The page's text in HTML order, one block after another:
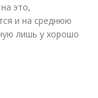
это,
и на среднюю
лишь у хорошо